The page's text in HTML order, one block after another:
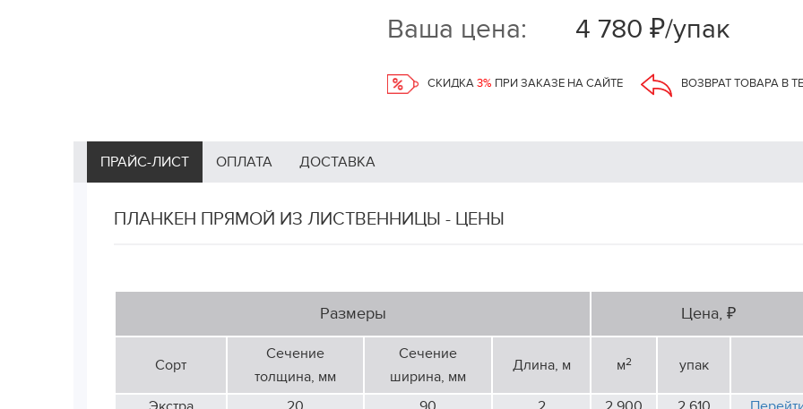
Ваша цена: 4 780 ₽/упак
СКИДКА3% ПРИ ЗАКАЗЕ НА САЙТЕ ВОЗВРАТ ТОВАРА В
ПРАЙС-ЛИСТ ОПЛАТА ДОСТАВКА
ПЛАНКЕН ПРЯМОЙ ИЗ ЛИСТВЕННИЦЫ - ЦЕНЫ
Размеры Цена, ₽
Сорт
Сечение
толщина, мм
Сечение
ширина, мм
Длина, м м2 упак